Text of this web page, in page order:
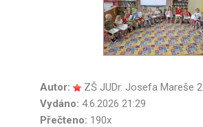
Autor:
ZŠ JUDr. Josefa Mareše 2
Vydáno: 4.6.2026 21:29
Přečteno: 190x